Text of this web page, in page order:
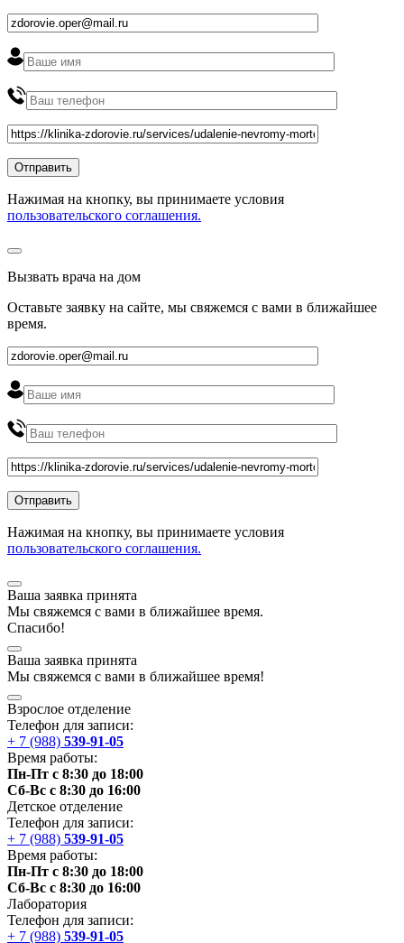
Нажимая на кнопку, вы принимаете условия
пользовательского соглашения.
Вызвать врача на дом
Оставьте заявку на сайте, мы свяжемся с вами в ближайшее
время.
Нажимая на кнопку, вы принимаете условия
пользовательского соглашения.
Ваша заявка принята
Мы свяжемся с вами в ближайшее время.
Спасибо!
Ваша заявка принята
Мы свяжемся с вами в ближайшее время!
Взрослое отделение
Телефон для записи:
+ 7 (988) 539-91-05
Время работы:
Пн-Пт с 8:30 до 18:00
Сб-Вс с 8:30 до 16:00
Детское отделение
Телефон для записи:
+ 7 (988) 539-91-05
Время работы:
Пн-Пт с 8:30 до 18:00
Сб-Вс с 8:30 до 16:00
Лаборатория
Телефон для записи:
+ 7 (988) 539-91-05